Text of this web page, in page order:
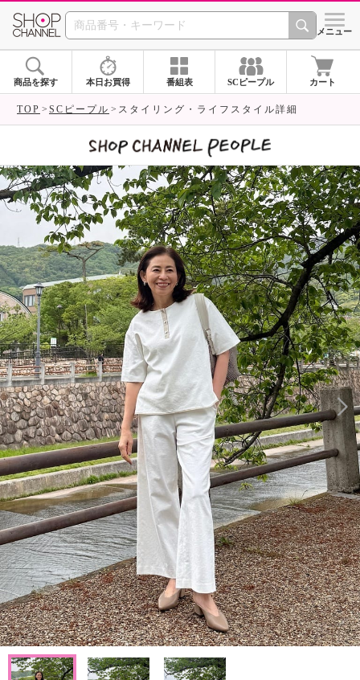
SHOP CHANNEL シメニュー
商品を探す 本日お買得 番組表 SCピープル カート
TOP SCピープル スタイリング・ライフスタイル詳細